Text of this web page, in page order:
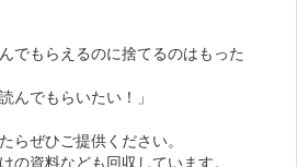
でもらえるのに捨てるのはもった
んでもらいたい！」
らぜひご提供ください。
の資料なども回収しています。